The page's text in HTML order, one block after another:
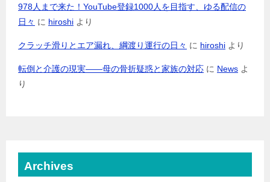
978人まで来た！YouTube登録1000人を目指す、ゆる配信の
日々 に hiroshi より
クラッチ滑りとエア漏れ、綱渡り運行の日々 に hiroshi より
転倒と介護の現実――母の骨折疑惑と家族の対応 に News よ
り
Archives